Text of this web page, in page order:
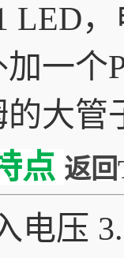
LED
加一个
大管
点 返回
电压